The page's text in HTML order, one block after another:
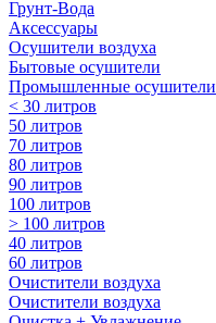
Грунт-Вода
Аксессуары
Осушители воздуха
Бытовые осушители
Промышленные осушители
< 30 литров
50 литров
70 литров
80 литров
90 литров
100 литров
> 100 литров
40 литров
60 литров
Очистители воздуха
Очистители воздуха